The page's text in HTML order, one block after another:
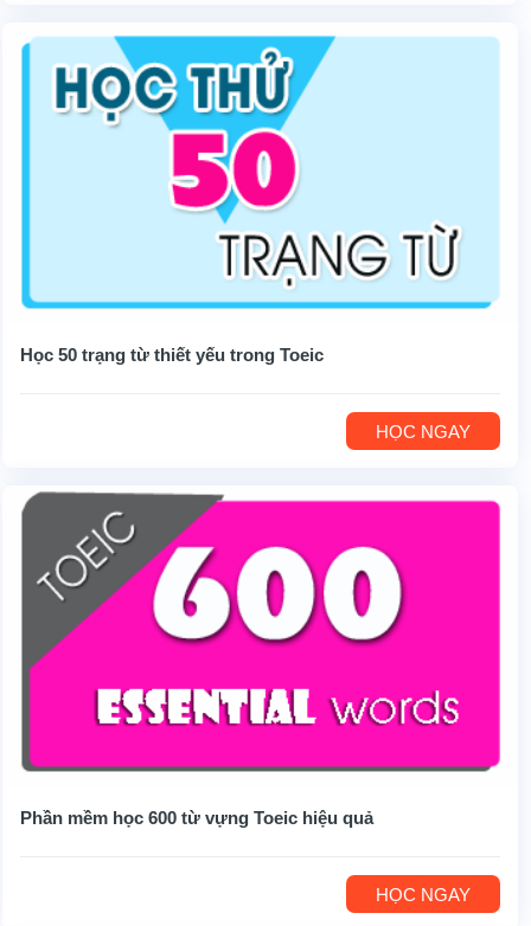
Học 50 trạng từ thiết yếu trong Toeic
HỌC NGAY
Phần mềm học 600 từ vựng Toeic hiệu quả
HỌC NGAY